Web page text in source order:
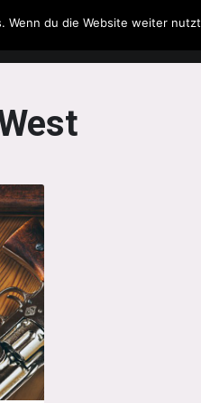
Filme & Serien
Wenn du die Website weiter